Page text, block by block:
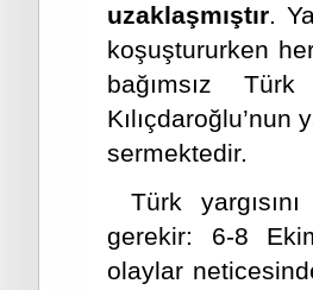
uzaklaşmıştır.
koşuştururken
bağımsız
Kılıçdaroğlu’nun
sermektedir.
Türk
gerekir: 6-8
olaylar